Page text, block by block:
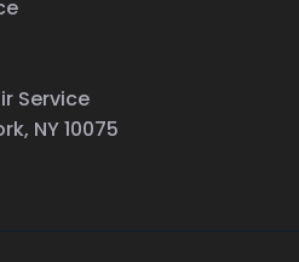
Service
NY 10075